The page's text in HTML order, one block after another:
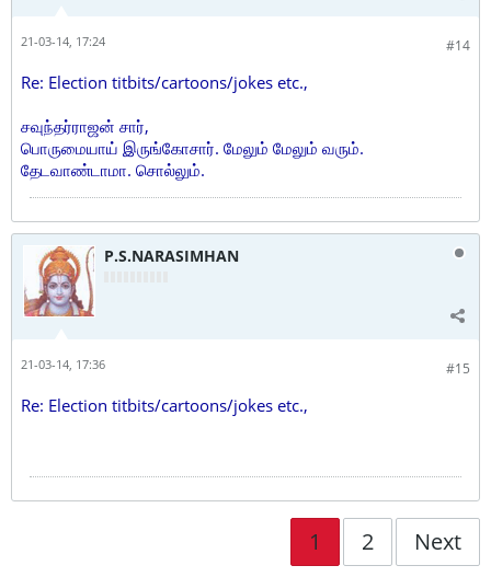
#14
21-03-14, 17:24
Re: Election titbits/cartoons/jokes etc.,
சவுந்தர்ராஜன் சார்,
பொருமையாய் இருங்கோசார். மேலும் மேலும் வரும்.
தேடவாண்டாமா. சொல்லும்.
P.S.NARASIMHAN
#15
21-03-14, 17:36
Re: Election titbits/cartoons/jokes etc.,
1 2 Next